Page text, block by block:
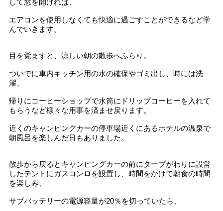
エアコンを使用しなくても快適に過ごすことができるなど学
んでいきます。
目を覚ますと、涼しい朝の散歩へふらり。
ついでに車内キッチン用の水の確保やゴミ出し、時には洗
濯、
帰りにコーヒーショップで水筒にドリップコーヒーを入れて
もらうなど様々な用事を済ませ戻ります。
近くのキャンピングカーの停車場近くにあるホテルの温泉で
朝風呂を楽しんだ日もありました。
散歩から戻るとキャンピングカーの前にタープがわりに設営
したテントにガスコンロを設置し、時間をかけて朝食の時間
を楽しみ、
サブバッテリーの電源容量が20％を切っていたら、